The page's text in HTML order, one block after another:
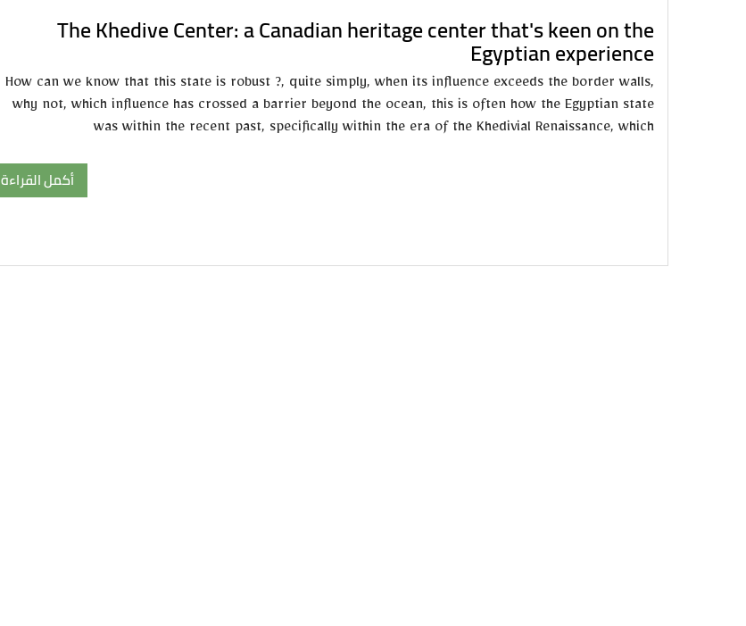
The Khedive Center: a Canadian heritage center that's keen on the
Egyptian experience
How can we know that this state is robust ?, quite simply, when its influence exceeds the border walls,
why not, which influence has crossed a barrier beyond the ocean, this is often how the Egyptian state
was within the recent past, specifically within the era of the Khedivial Renaissance, which
أكمل القراءة